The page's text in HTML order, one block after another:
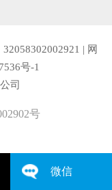
| 网
号-1
司
号
微信